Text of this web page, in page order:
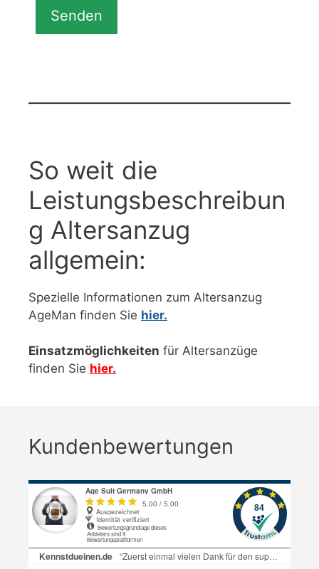
So weit die
Leistungsbeschreibun
g Altersanzug
allgemein:
Spezielle Informationen zum Altersanzug
AgeMan finden Sie hier.
Einsatzmöglichkeiten für Altersanzüge
finden Sie hier.
Kundenbewertungen